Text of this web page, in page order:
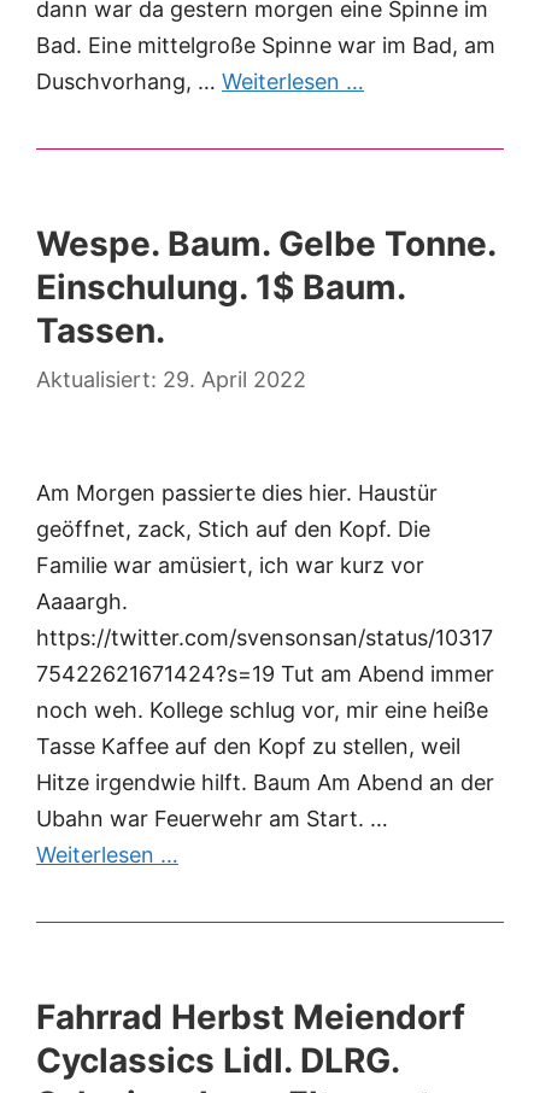
dann war da gestern morgen eine Spinne im
Bad. Eine mittelgroße Spinne war im Bad, am
Duschvorhang, … Weiterlesen …
Wespe. Baum. Gelbe Tonne.
Einschulung. 1$ Baum.
Tassen.
29. April 2022
Am Morgen passierte dies hier. Haustür
geöffnet, zack, Stich auf den Kopf. Die
Familie war amüsiert, ich war kurz vor
Aaaargh.
https://twitter.com/svensonsan/status/10317
75422621671424?s=19 Tut am Abend immer
noch weh. Kollege schlug vor, mir eine heiße
Tasse Kaffee auf den Kopf zu stellen, weil
Hitze irgendwie hilft. Baum Am Abend an der
Ubahn war Feuerwehr am Start. …
Weiterlesen …
Fahrrad Herbst Meiendorf
Cyclassics Lidl. DLRG.